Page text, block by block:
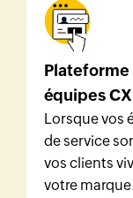
Plateforme
équipes CX
Lorsque vos
de service
vos clients
votre